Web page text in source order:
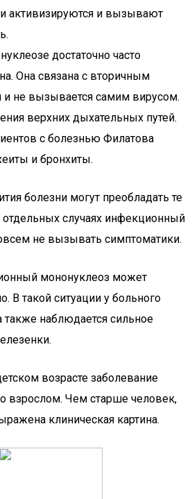
активизируются и вызывают
достаточно часто
Она связана с вторичным
не вызывается самим вирусом.
верхних дыхательных путей.
с болезнью Филатова
и бронхиты.
болезни могут преобладать те
случаях инфекционный
не вызывать симптоматики.
мононуклеоз может
В такой ситуации у больного
также наблюдается сильное
возрасте заболевание
взрослом. Чем старше человек,
клиническая картина.